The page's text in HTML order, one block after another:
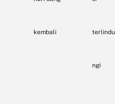
kembali terlindu
ngi